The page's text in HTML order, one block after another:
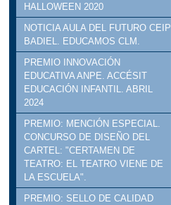
HALLOWEEN 2020
NOTICIA AULA DEL FUTURO CEIP
BADIEL. EDUCAMOS CLM.
PREMIO INNOVACIÓN
EDUCATIVA ANPE. ACCÉSIT
EDUCACIÓN INFANTIL. ABRIL
2024
PREMIO: MENCIÓN ESPECIAL.
CONCURSO DE DISEÑO DEL
CARTEL: "CERTAMEN DE
TEATRO: EL TEATRO VIENE DE
LA ESCUELA".
PREMIO: SELLO DE CALIDAD